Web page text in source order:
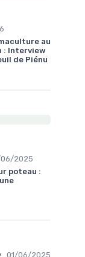
au
: Interview
de Piénu
2025
poteau :
• 01/06/2025